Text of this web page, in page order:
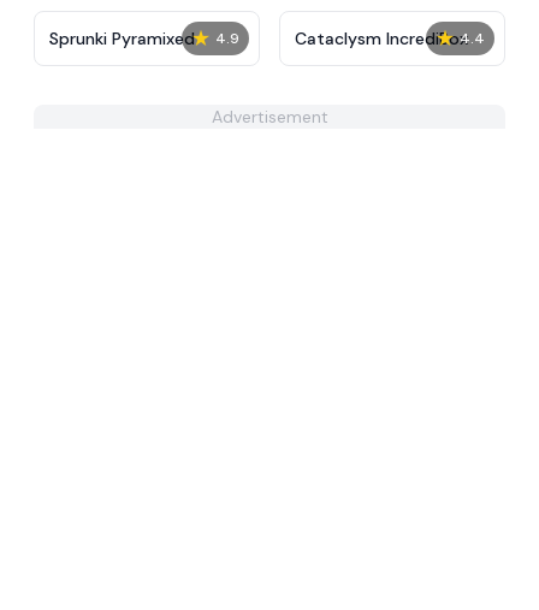
★ 4.9
Sprunki Pyramixed ★ 4.4
Cataclysm IncrediBox
Advertisement